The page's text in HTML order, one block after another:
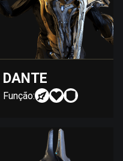
DANTE
Função: